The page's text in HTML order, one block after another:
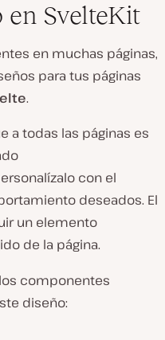
SvelteKit
en muchas páginas,
para tus páginas
.
a todas las páginas es
con el
deseados. El
un elemento
de la página.
componentes
diseño: